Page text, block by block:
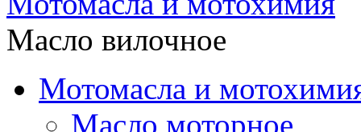
Масло вилочное
Мотомасла и
Масло моторное